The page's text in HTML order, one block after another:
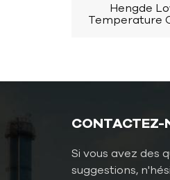
Hengde
Temperature
CONTACTEZ-
Si vous avez des
suggestions,